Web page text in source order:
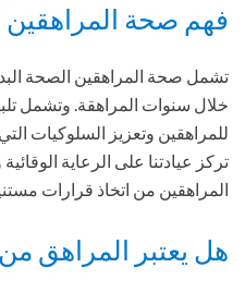
فهم صحة المراهقين
تشمل صحة المراهقين الصحة
خلال سنوات المراهقة. وتشمل
للمراهقين وتعزيز السلوكيات
تركز عيادتنا على الرعاية
المراهقين من اتخاذ قرارات
هل يعتبر المراهق